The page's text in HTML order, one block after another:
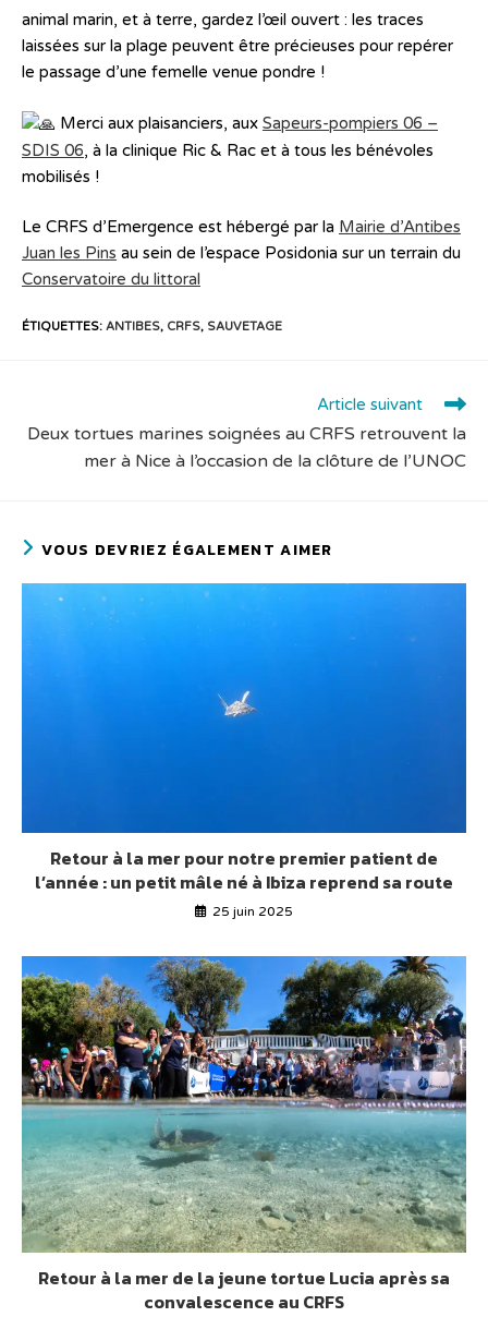
animal marin, et à terre, gardez l’œil ouvert : les traces
laissées sur la plage peuvent être précieuses pour repérer
le passage d’une femelle venue pondre !
Merci aux plaisanciers, aux Sapeurs-pompiers 06 –
SDIS 06, à la clinique Ric & Rac et à tous les bénévoles
mobilisés !
Le CRFS d’Emergence est hébergé par la Mairie d’Antibes
Juan les Pins au sein de l’espace Posidonia sur un terrain du
Conservatoire du littoral
ÉTIQUETTES: ANTIBES, CRFS, SAUVETAGE
Article suivant
Deux tortues marines soignées au CRFS retrouvent la
mer à Nice à l’occasion de la clôture de l’UNOC
VOUS DEVRIEZ ÉGALEMENT AIMER
Retour à la mer pour notre premier patient de
l’année : un petit mâle né à Ibiza reprend sa route
25 juin 2025
Retour à la mer de la jeune tortue Lucia après sa
convalescence au CRFS